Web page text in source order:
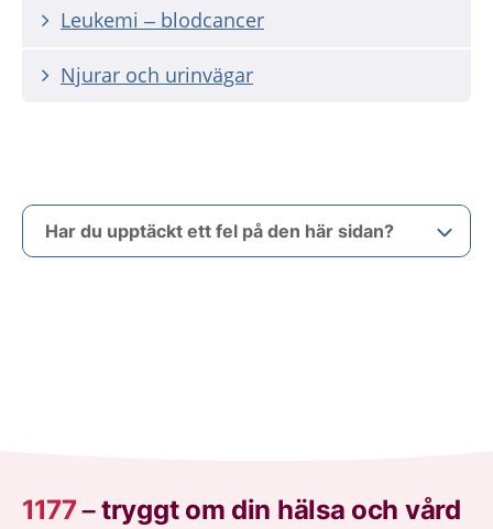
Leukemi – blodcancer
Njurar och urinvägar
Har du upptäckt ett fel på den här sidan?
1177–tryggt om din hälsa och vård